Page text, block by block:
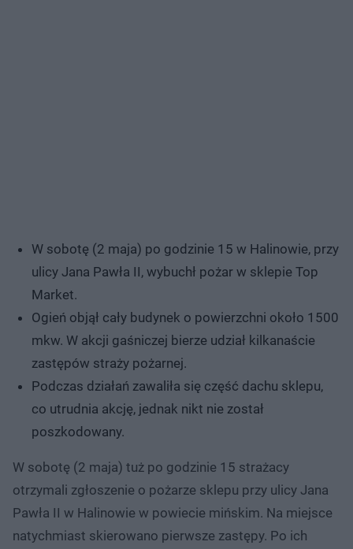
W sobotę (2 maja) po godzinie 15 w Halinowie, przy
ulicy Jana Pawła II, wybuchł pożar w sklepie Top
Market.
Ogień objął cały budynek o powierzchni około 1500
mkw. W akcji gaśniczej bierze udział kilkanaście
zastępów straży pożarnej.
Podczas działań zawaliła się część dachu sklepu,
co utrudnia akcję, jednak nikt nie został
poszkodowany.
W sobotę (2 maja) tuż po godzinie 15 strażacy
otrzymali zgłoszenie o pożarze sklepu przy ulicy Jana
Pawła II w Halinowie w powiecie mińskim. Na miejsce
natychmiast skierowano pierwsze zastępy. Po ich